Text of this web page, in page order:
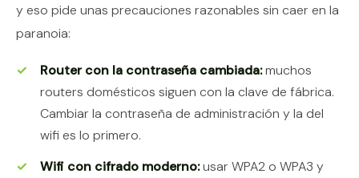
y eso pide unas precauciones razonables sin caer en la
paranoia:
Router con la contraseña cambiada:muchos
routers domésticos siguen con la clave de fábrica.
Cambiar la contraseña de administración y la del
wifi es lo primero.
Wifi con cifrado moderno:usar WPA2 o WPA3 y